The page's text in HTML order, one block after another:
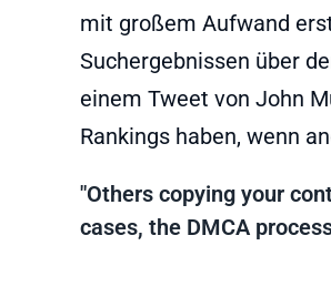
mit großem Aufwand
Suchergebnissen über
einem Tweet von John
Rankings haben, wenn
"Others copying your
cases, the DMCA